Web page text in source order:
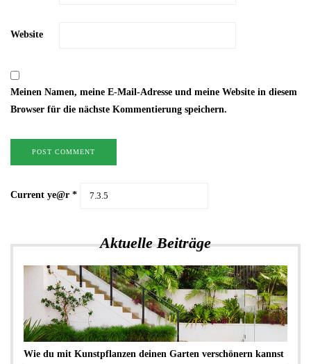
Website
Meinen Namen, meine E-Mail-Adresse und meine Website in diesem
Browser für die nächste Kommentierung speichern.
Current ye@r *
Aktuelle Beiträge
Wie du mit Kunstpflanzen deinen Garten verschönern kannst